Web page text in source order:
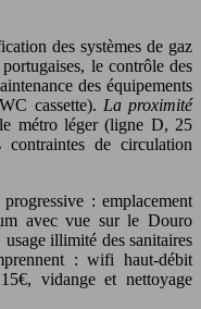
des systèmes de gaz
le contrôle des
des équipements
cassette). La proximité
métro léger (ligne D, 25
contraintes de circulation
: emplacement
avec vue sur le Douro
illimité des sanitaires
: wifi haut-débit
vidange et nettoyage